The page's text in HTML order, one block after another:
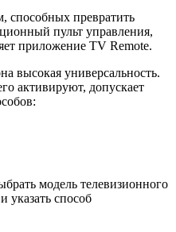
способных превратить
пульт управления,
приложение TV Remote.
высокая универсальность.
активируют, допускает
модель телевизионного
указать способ